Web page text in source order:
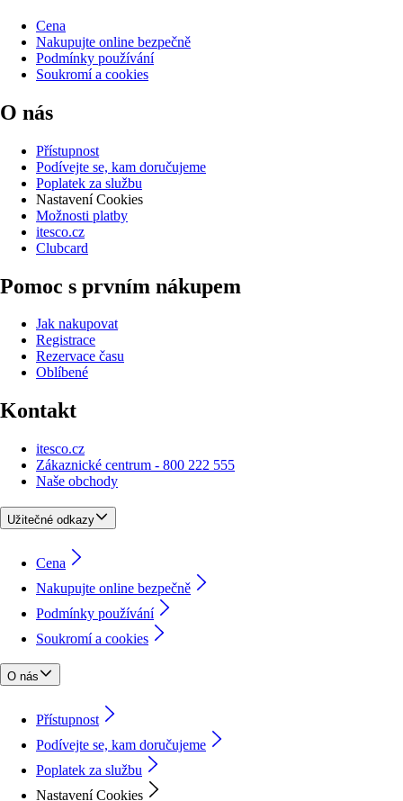
Cena
Nakupujte online bezpečně
Podmínky používání
Soukromí a cookies
O nás
Přístupnost
Podívejte se, kam doručujeme
Poplatek za službu
Nastavení Cookies
Možnosti platby
itesco.cz
Clubcard
Pomoc s prvním nákupem
Jak nakupovat
Registrace
Rezervace času
Oblíbené
Kontakt
itesco.cz
Zákaznické centrum - 800 222 555
Naše obchody
Užitečné odkazy
Cena
Nakupujte online bezpečně
Podmínky používání
Soukromí a cookies
O nás
Přístupnost
Podívejte se, kam doručujeme
Poplatek za službu
Nastavení Cookies